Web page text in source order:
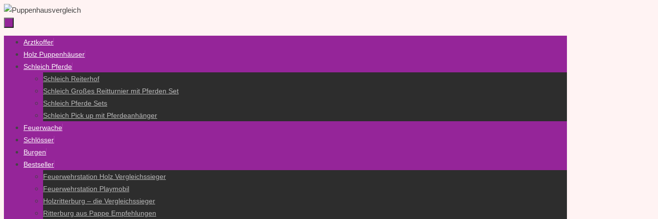
Zum
springen
Zum
Inhalt
springen
Arztkoffer
Holz Puppenhäuser
Schleich Pferde
Schleich Reiterhof
Schleich Großes Reitturnier mit Pferden Set
Schleich Pferde Sets
Schleich Pick up mit Pferdeanhänger
Feuerwache
Schlösser
Burgen
Bestseller
Feuerwehrstation Holz Vergleichssieger
Feuerwehrstation Playmobil
Holzritterburg – die Vergleichssieger
Ritterburg aus Pappe Empfehlungen